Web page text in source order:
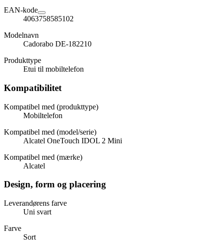
EAN-kode
4063758585102
Modelnavn
Cadorabo DE-182210
Produkttype
Etui til mobiltelefon
Kompatibilitet
Kompatibel med (produkttype)
Mobiltelefon
Kompatibel med (model/serie)
Alcatel OneTouch IDOL 2 Mini
Kompatibel med (mærke)
Alcatel
Design, form og placering
Leverandørens farve
Uni svart
Farve
Sort